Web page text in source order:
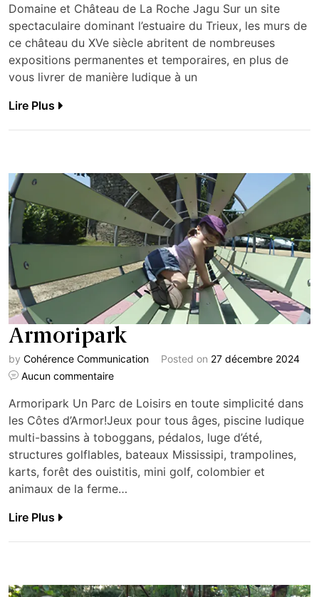
Domaine et Château de La Roche Jagu Sur un site
spectaculaire dominant l’estuaire du Trieux, les murs de
ce château du XVe siècle abritent de nombreuses
expositions permanentes et temporaires, en plus de
vous livrer de manière ludique à un
Lire Plus
Armoripark
by Cohérence Communication Posted on 27 décembre 2024
Aucun commentaire
Armoripark Un Parc de Loisirs en toute simplicité dans
les Côtes d’Armor!Jeux pour tous âges, piscine ludique
multi-bassins à toboggans, pédalos, luge d’été,
structures golflables, bateaux Mississipi, trampolines,
karts, forêt des ouistitis, mini golf, colombier et
animaux de la ferme…
Lire Plus